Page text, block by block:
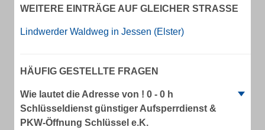
WEITERE EINTRÄGE AUF GLEICHER STRASSE
Lindwerder Waldweg in Jessen (Elster)
HÄUFIG GESTELLTE FRAGEN
Wie lautet die Adresse von ! 0 - 0 h
Schlüsseldienst günstiger Aufsperrdienst &
PKW-Öffnung Schlüssel e.K.